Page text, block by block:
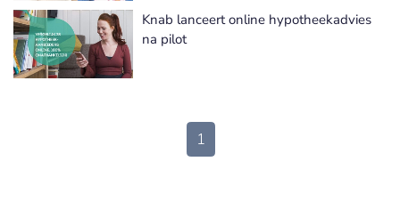
Knab lanceert online hypotheekadvies
na pilot
1